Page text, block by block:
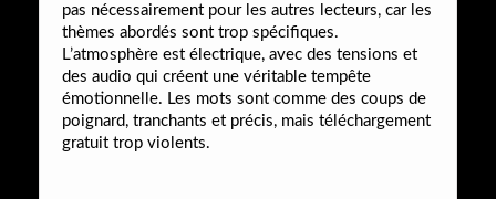
pas nécessairement pour les autres lecteurs, car les
thèmes abordés sont trop spécifiques.
L’atmosphère est électrique, avec des tensions et
des audio qui créent une véritable tempête
émotionnelle. Les mots sont comme des coups de
poignard, tranchants et précis, mais téléchargement
gratuit trop violents.